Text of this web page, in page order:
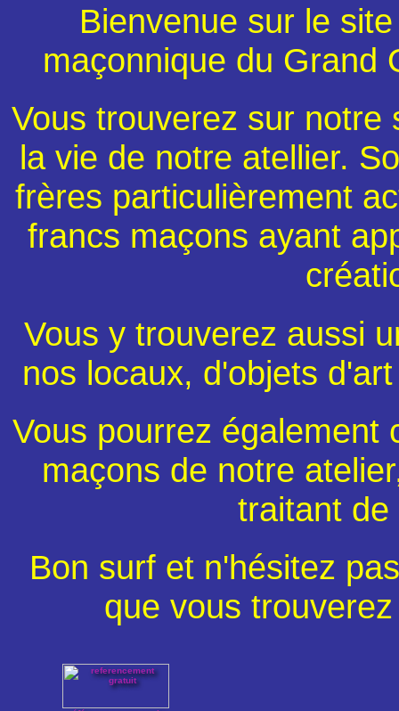
Bienvenue sur le
maçonnique du Grand
Vous trouverez sur notre
la vie de notre atellier.
frères particulièrement
francs maçons ayant
Vous y trouverez aussi
nos locaux, d'objets
Vous pourrez également
maçons de notre
traitant
Bon surf et n'hésitez
que vous